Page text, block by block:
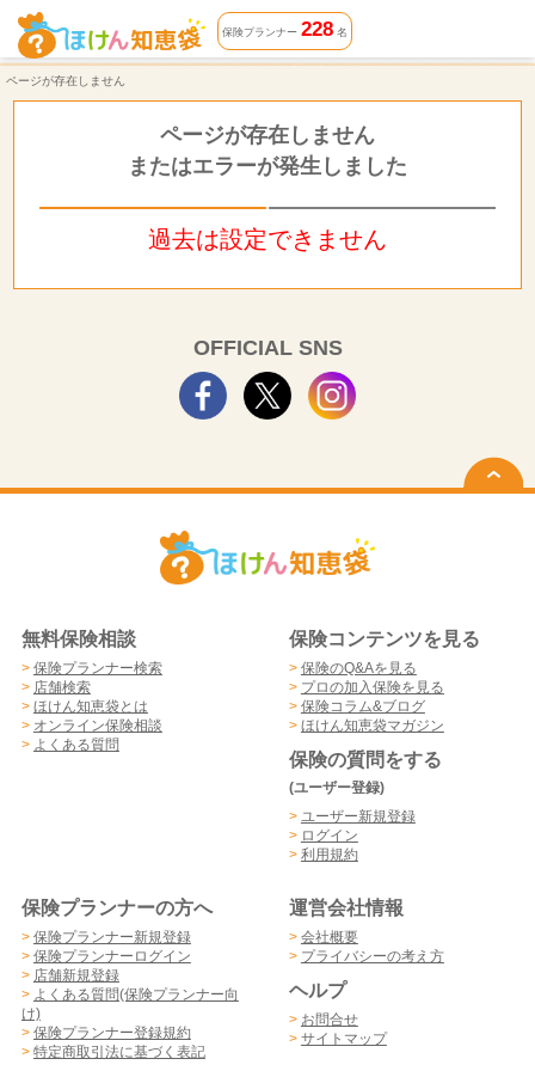
ページが存在しません | ほけん知恵袋
保険プランナー 228名
ページが存在しません
ページが存在しません
またはエラーが発生しました
過去は設定できません
OFFICIAL SNS
無料保険相談
> 保険プランナー検索
> 店舗検索
> ほけん知恵袋とは
> オンライン保険相談
> よくある質問
保険コンテンツを見る
> 保険のQ&Aを見る
> プロの加入保険を見る
> 保険コラム&ブログ
> ほけん知恵袋マガジン
保険の質問をする
(ユーザー登録)
> ユーザー新規登録
> ログイン
> 利用規約
保険プランナーの方へ
> 保険プランナー新規登録
> 保険プランナーログイン
> 店舗新規登録
> よくある質問(保険プランナー向
け)
> 保険プランナー登録規約
> 特定商取引法に基づく表記
運営会社情報
> 会社概要
> プライバシーの考え方
ヘルプ
> お問合せ
> サイトマップ